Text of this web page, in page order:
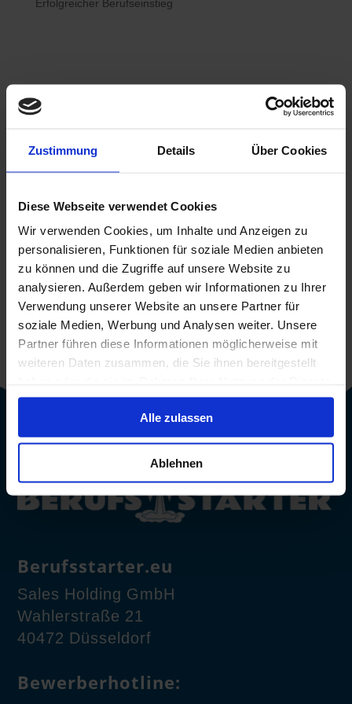
Zustimmung Details Über Cookies
Diese Webseite verwendet Cookies
Wir verwenden Cookies, um Inhalte und Anzeigen zu
personalisieren, Funktionen für soziale Medien anbieten
zu können und die Zugriffe auf unsere Website zu
analysieren. Außerdem geben wir Informationen zu Ihrer
Verwendung unserer Website an unsere Partner für
soziale Medien, Werbung und Analysen weiter. Unsere
Partner führen diese Informationen möglicherweise mit
weiteren Daten zusammen, die Sie ihnen bereitgestellt
gesammelt haben.
Alle zulassen
Ablehnen
 Bewerberhotline
 WhatsApp
0800 / 7008822
Berufsstarter.eu
Sales Holding GmbH
Wahlerstraße 21
40472 Düsseldorf
Bewerberhotline: